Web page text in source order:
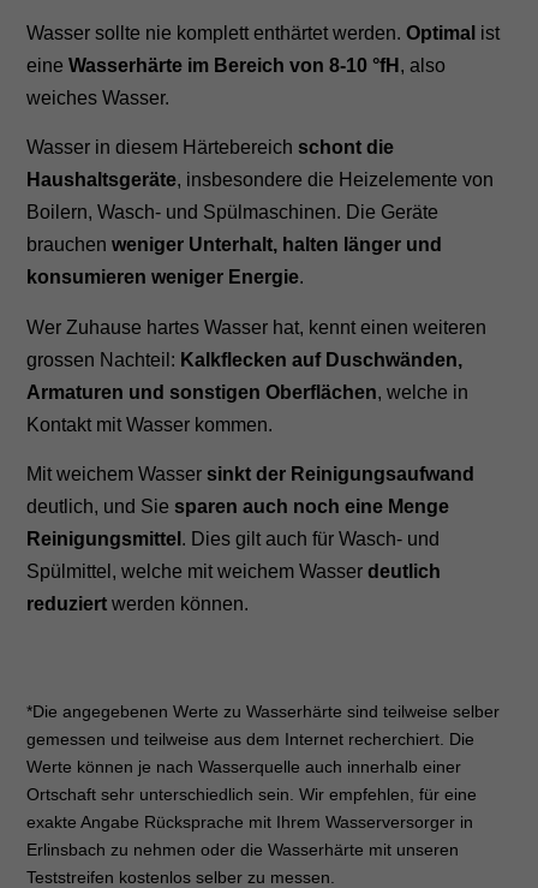
Wasser sollte nie komplett enthärtet werden.Optimal ist
eineWasserhärte im Bereich von 8-10 °fH , also
weiches Wasser.
Wasser in diesem Härtebereich schont die
Haushaltsgeräte, insbesondere die Heizelemente von
Boilern, Wasch- und Spülmaschinen. Die Geräte
brauchenweniger Unterhalt, halten länger und
konsumieren weniger Energie.
Wer Zuhause hartes Wasser hat, kennt einen weiteren
grossen Nachteil: Kalkflecken auf Duschwänden,
Armaturen und sonstigen Oberflächen, welche in
Kontakt mit Wasser kommen.
Mit weichem Wasser sinkt der Reinigungsaufwand
deutlich, und Sie sparen auch noch eine Menge
Reinigungsmittel . Dies gilt auch für Wasch- und
Spülmittel, welche mit weichem Wasserdeutlich
reduziert werden können.
*Die angegebenen Werte zu Wasserhärte sind teilweise selber
gemessen und teilweise aus dem Internet recherchiert. Die
Werte können je nach Wasserquelle auch innerhalb einer
Ortschaft sehr unterschiedlich sein. Wir empfehlen, für eine
exakte Angabe Rücksprache mit Ihrem Wasserversorger in
Erlinsbach zu nehmen oder die Wasserhärte mit unseren
Teststreifen kostenlos selber zu messen.